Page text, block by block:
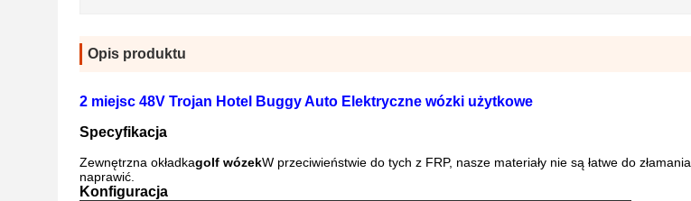
Opis produktu
2 miejsc 48V Trojan Hotel Buggy Auto Elektryczne wózki użytkowe
Specyfikacja
Zewnętrzna okładkagolf wózekW przeciwieństwie do tych z FRP, nasze materiały nie są łatwe do złamania.
naprawić.
Konfiguracja